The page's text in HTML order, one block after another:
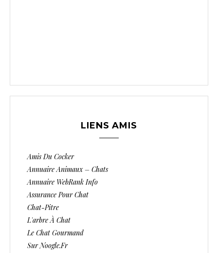
LIENS AMIS
Amis Du Cocker
Annuaire Animaux – Chats
Annuaire WebRank Info
Assurance Pour Chat
Chat-Pitre
L'arbre À Chat
Le Chat Gourmand
Sur Noogle.fr